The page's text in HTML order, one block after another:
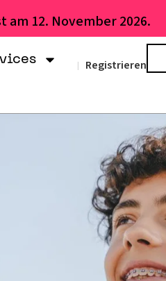
am 12. November 2026.
| Registrieren